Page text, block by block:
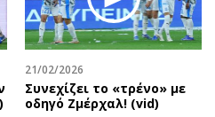
21/02/2026
Συνεχίζει το «τρένο» με
οδηγό Ζμέρχαλ! (vid)